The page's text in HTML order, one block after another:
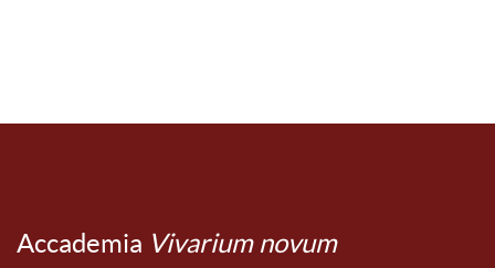
Accademia Vivarium novum